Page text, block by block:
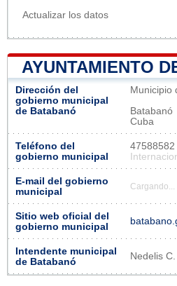
Actualizar los datos
AYUNTAMIENTO
Dirección del
gobierno municipal
de Batabanó
Municipio
Batabanó
Cuba
Teléfono del
gobierno municipal
47588582
E-mail del gobierno
municipal
Cargando...
Sitio web oficial del
gobierno municipal
Intendente municipal
de Batabanó
Nedelis